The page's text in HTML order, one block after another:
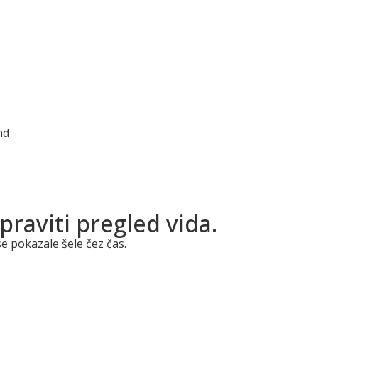
pregled vida.
šele čez čas.